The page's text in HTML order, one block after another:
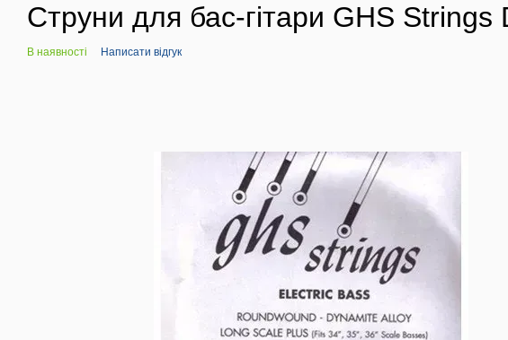
Струни для бас-гітари GHS Strings
В наявності Написати відгук